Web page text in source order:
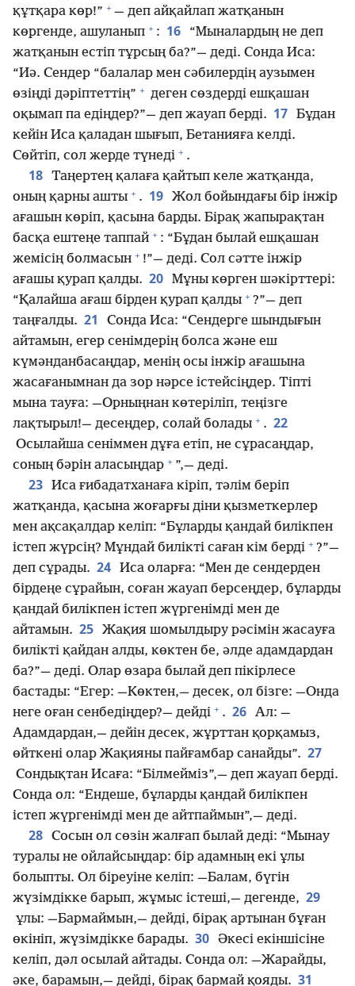
құтқара көр!” + — деп айқайлап жатқанын
көргенде, ашуланып + : 16
“Мыналардың не деп
жатқанын естіп тұрсың ба?”— деді. Сонда Иса:
“Иә. Сендер “балалар мен сәбилердің аузымен
өзіңді дәріптеттің” + деген сөздерді ешқашан
оқымап па едіңдер?”— деп жауап берді. 17 Бұдан
кейін Иса қаладан шығып, Бетанияға келді.
Сөйтіп, сол жерде түнеді + .
18 Таңертең қалаға қайтып келе жатқанда,
оның қарны ашты + . 19 Жол бойындағы бір інжір
ағашын көріп, қасына барды. Бірақ жапырақтан
басқа ештеңе таппай + : “Бұдан былай ешқашан
жемісің болмасын + !”— деді. Сол сәтте інжір
ағашы қурап қалды. 20 Мұны көрген шәкірттері:
“Қалайша ағаш бірден қурап қалды + ?”— деп
таңғалды. 21
Сонда Иса: “Сендерге шындығын
айтамын, егер сенімдерің болса және еш
күмәнданбасаңдар, менің осы інжір ағашына
жасағанымнан да зор нәрсе істейсіңдер. Тіпті
мына тауға: —Орныңнан көтеріліп, теңізге
лақтырыл!— десеңдер, солай болады + . 22
Осылайша сеніммен дұға етіп, не сұрасаңдар,
соның бәрін аласыңдар + ”,— деді.
23 Иса ғибадатханаға кіріп, тәлім беріп
жатқанда, қасына жоғарғы діни қызметкерлер
мен ақсақалдар келіп: “Бұларды қандай билікпен
істеп жүрсің? Мұндай билікті саған кім берді + ?”—
деп сұрады. 24 Иса оларға: “Мен де сендерден
бірдеңе сұрайын, соған жауап берсеңдер, бұларды
қандай билікпен істеп жүргенімді мен де
айтамын. 25 Жақия шомылдыру рәсімін жасауға
билікті қайдан алды, көктен бе, әлде адамдардан
ба?”— деді. Олар өзара былай деп пікірлесе
бастады: “Егер: —Көктен,— десек, ол бізге: —Онда
неге оған сенбедіңдер?— дейді + . 26 Ал: —
Адамдардан,— дейін десек, жұрттан қорқамыз,
өйткені олар Жақияны пайғамбар санайды”. 27
Сондықтан Исаға: “Білмейміз”,— деп жауап берді.
Сонда ол: “Ендеше, бұларды қандай билікпен
істеп жүргенімді мен де айтпаймын”,— деді.
28 Сосын ол сөзін жалғап былай деді: “Мынау
туралы не ойлайсыңдар: бір адамның екі ұлы
болыпты. Ол біреуіне келіп: —Балам, бүгін
жүзімдікке барып, жұмыс істеші,— дегенде, 29
ұлы: —Бармаймын,— дейді, бірақ артынан бұған
өкініп, жүзімдікке барады. 30 Әкесі екіншісіне
келіп, дәл осылай айтады. Сонда ол: —Жарайды,
әке, барамын,— дейді, бірақ бармай қояды. 31